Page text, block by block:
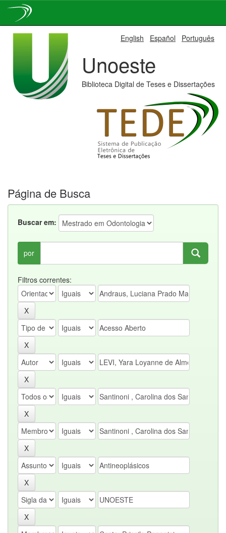
English Español Português
Unoeste
Biblioteca Digital de Teses e Dissertações
Página de Busca
Buscar em:
por
Filtros correntes: